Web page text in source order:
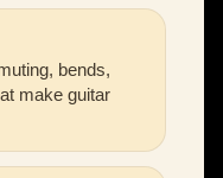
bends,
make guitar